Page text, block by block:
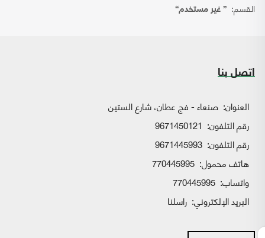
القسم: { غير مستخدم}
اتصل بنا
العنوان: صنعاء - فج عطان، شارع الستين
رقم التلفون: 9671450121
رقم التلفون: 9671445993
هاتف محمول: 770445995
واتساب:
البريد الإلكتروني: راسلنا